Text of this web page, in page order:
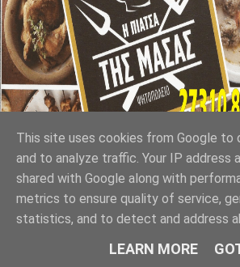
Greek Exports Directory
Tokyo 2023: Sakellaropoulos
the ultimate 10 out of 10
GRAD ΔΙΕΘΝΗ ΜΕΣΙΤΙΚΑ
This site uses cookies from Google to
and to analyze traffic. Your IP address
shared with Google along with
metrics to ensure quality of service,
statistics, and to detect and address
LEARN MORE